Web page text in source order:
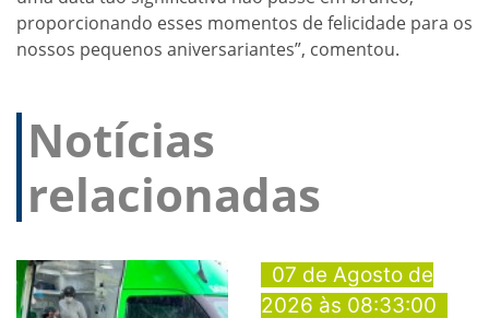
proporcionando esses momentos de felicidade para os
nossos pequenos aniversariantes”, comentou.
Notícias
relacionadas
07 de Agosto de
2026 às 08:33:00